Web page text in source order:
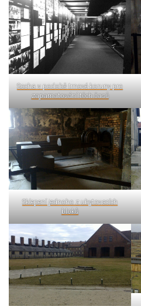
Socha v podobě trnové koruny pro
zapamatování těch časů
Sklepení jednoho z ubytovacích
bloků